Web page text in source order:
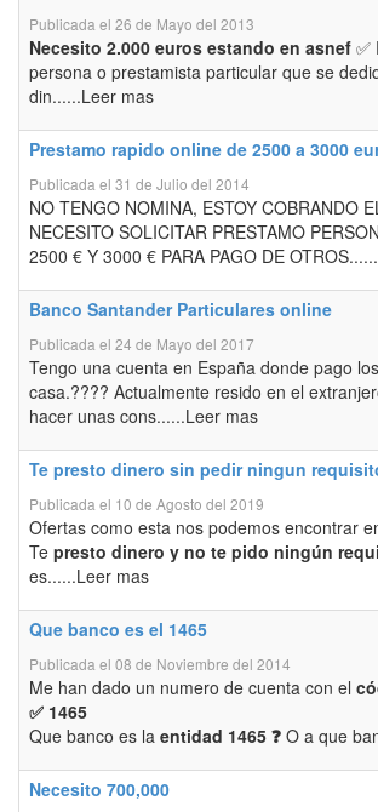
Publicada el 26 de Mayo del 2013
Necesito 2.000 euros estando en asnef ✅
persona o prestamista particular que se
din......Leer mas
Prestamo rapido online de 2500 a 3000
Publicada el 31 de Julio del 2014
NO TENGO NOMINA, ESTOY COBRANDO
NECESITO SOLICITAR PRESTAMO
2500 € Y 3000 € PARA PAGO DE
Banco Santander Particulares online
Publicada el 24 de Mayo del 2017
Tengo una cuenta en España donde pago
casa.???? Actualmente resido en el
hacer unas cons......Leer mas
Te presto dinero sin pedir ningun
Publicada el 10 de Agosto del 2019
Ofertas como esta nos podemos encontrar
Te presto dinero y no te pido ningún
es......Leer mas
Que banco es el 1465
Publicada el 08 de Noviembre del 2014
Me han dado un numero de cuenta con el
✅ 1465
Que banco es la entidad 1465 ❓ O a que
Necesito 700,000